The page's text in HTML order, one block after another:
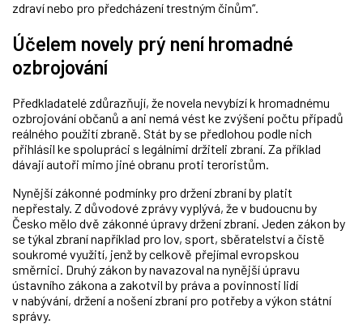
zdraví nebo pro předcházení trestným činům“.
Účelem novely prý není hromadné
ozbrojování
Předkladatelé zdůrazňují, že novela nevybízí k hromadnému
ozbrojování občanů a ani nemá vést ke zvýšení počtu případů
reálného použití zbraně. Stát by se předlohou podle nich
přihlásil ke spolupráci s legálními držiteli zbraní. Za příklad
dávají autoři mimo jiné obranu proti teroristům.
Nynější zákonné podmínky pro držení zbraní by platit
nepřestaly. Z důvodové zprávy vyplývá, že v budoucnu by
Česko mělo dvě zákonné úpravy držení zbraní. Jeden zákon by
se týkal zbraní například pro lov, sport, sběratelství a čistě
soukromé využití, jenž by celkově přejímal evropskou
směrnici. Druhý zákon by navazoval na nynější úpravu
ústavního zákona a zakotvil by práva a povinnosti lidí
v nabývání, držení a nošení zbraní pro potřeby a výkon státní
správy.